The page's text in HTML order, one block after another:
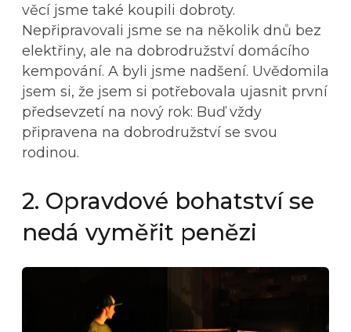
věcí jsme také koupili dobroty.
Nepřipravovali jsme se na několik dnů bez
elektřiny, ale na dobrodružství domácího
kempování. A byli jsme nadšení. Uvědomila
jsem si, že jsem si potřebovala ujasnit první
předsevzetí na nový rok: Buď vždy
připravena na dobrodružství se svou
rodinou.
2. Opravdové bohatství se
nedá vyměřit penězi